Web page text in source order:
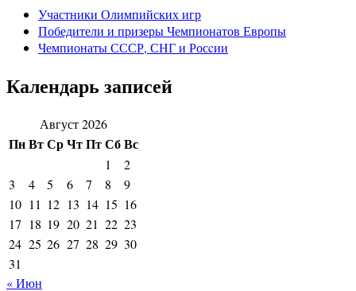
Участники Олимпийских игр
Победители и призеры Чемпионатов Европы
Чемпионаты СССР, СНГ и Росcии
Календарь записей
Август 2026
ПнВтСрЧтПтСбВс
1
2
3
4 5 6 7 8
9
10 11 12 13 14 15 16
17 18 19 20 21 22 23
24 25 26 27 28 29 30
31
« Июн